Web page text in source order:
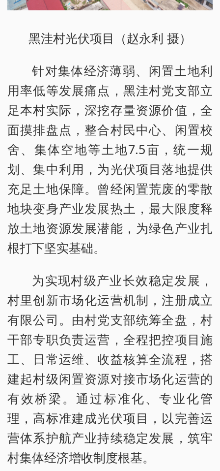
黑洼村光伏项目（赵永利 摄）
针对集体经济薄弱、闲置土地利
用率低等发展痛点，黑洼村党支部立
足本村实际，深挖存量资源价值，全
面摸排盘点，整合村民中心、闲置校
舍、集体空地等土地7.5亩，统一规
划、集中利用，为光伏项目落地提供
充足土地保障。曾经闲置荒废的零散
地块变身产业发展热土，最大限度释
放土地资源发展潜能，为绿色产业扎
根打下坚实基础。
为实现村级产业长效稳定发展，
村里创新市场化运营机制，注册成立
有限公司。由村党支部统筹全盘，村
干部专职负责运营，全程把控项目施
工、日常运维、收益核算全流程，搭
建起村级闲置资源对接市场化运营的
有效桥梁。通过标准化、专业化管
理，高标准建成光伏项目，以完善运
营体系护航产业持续稳定发展，筑牢
村集体经济增收制度根基。